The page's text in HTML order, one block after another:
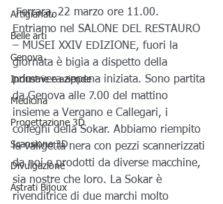
Artigianato
Belle arti
Genova
Industrie e aziende
Medicina
Progettazione 3D
Scansione 3D
Divulgazione
Astrati Bijoux
Ferrara, 22 marzo ore 11.00.
Entriamo nel SALONE DEL RESTAURO
– MUSEI XXIV EDIZIONE, fuori la
giornata è bigia a dispetto della
primavera appena iniziata. Sono partita
da Genova alle 7.00 del mattino
insieme a Vergano e Callegari, i
colleghi della Sokar. Abbiamo riempito
la valigetta nera con pezzi scannerizzati
da noi e prodotti da diverse macchine,
sia nostre che loro. La Sokar è
rivenditrice di due marchi molto